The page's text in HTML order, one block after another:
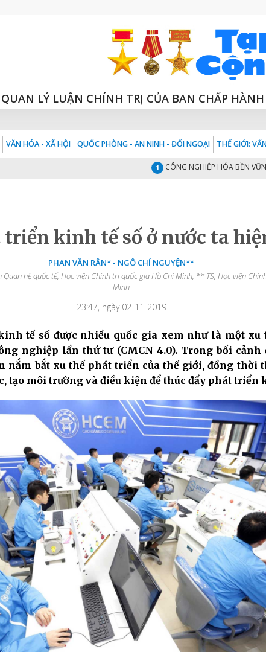
QUAN LÝ LUẬN CHÍNH TRỊ CỦA BAN CHẤP
VĂN HÓA - XÃ HỘI QUỐC PHÒNG - AN NINH - ĐỐI NGOẠI THẾ GIỚI:
CÔNG NGHIỆP HÓA BỀN VỮNG ĐỂ
kinh tế số ở nước ta
PHAN VĂN RÂN* - NGÔ CHÍ NGUYỆN**
Quan hệ quốc tế, Học viện Chính trị quốc gia Hồ Chí Minh, ** TS, Học viện
Minh
23:47, ngày 02-11-2019
tế số được nhiều quốc gia xem như là một xu
nghiệp lần thứ tư (CMCN 4.0). Trong bối cảnh
nắm bắt xu thế phát triển của thế giới, đồng thời
tạo môi trường và điều kiện để thúc đẩy phát triển